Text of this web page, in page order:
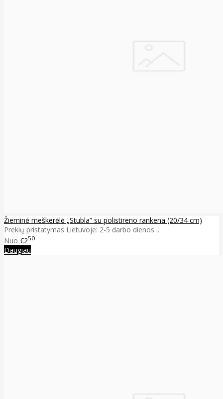
Žieminė meškerėlė „Stubla“ su polistireno rankena (20/34 cm)
Prekių pristatymas Lietuvoje: 2-5 darbo dienos ..
Nuo €250
Daugiau